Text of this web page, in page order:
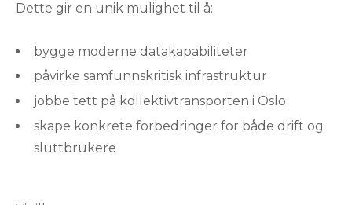
Dette gir en unik mulighet til å:
bygge moderne datakapabiliteter
påvirke samfunnskritisk infrastruktur
jobbe tett på kollektivtransporten i Oslo
skape konkrete forbedringer for både drift og
sluttbrukere